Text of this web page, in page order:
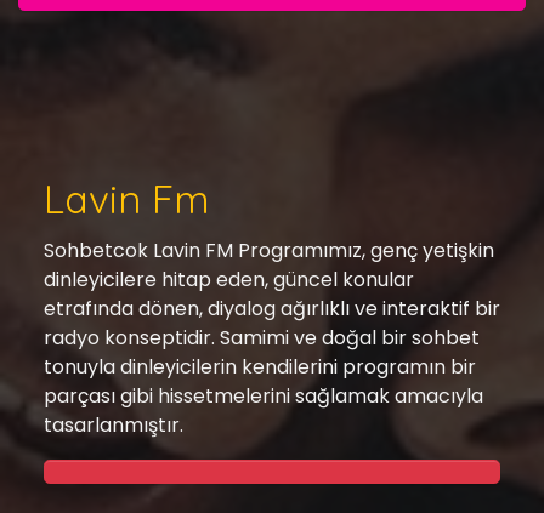
Lavin Fm
Sohbetcok Lavin FM Programımız, genç yetişkin
dinleyicilere hitap eden, güncel konular
etrafında dönen, diyalog ağırlıklı ve interaktif bir
radyo konseptidir. Samimi ve doğal bir sohbet
tonuyla dinleyicilerin kendilerini programın bir
parçası gibi hissetmelerini sağlamak amacıyla
tasarlanmıştır.